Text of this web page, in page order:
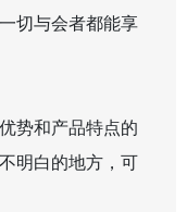
切与会者都能享
势和产品特点的
明白的地方，可